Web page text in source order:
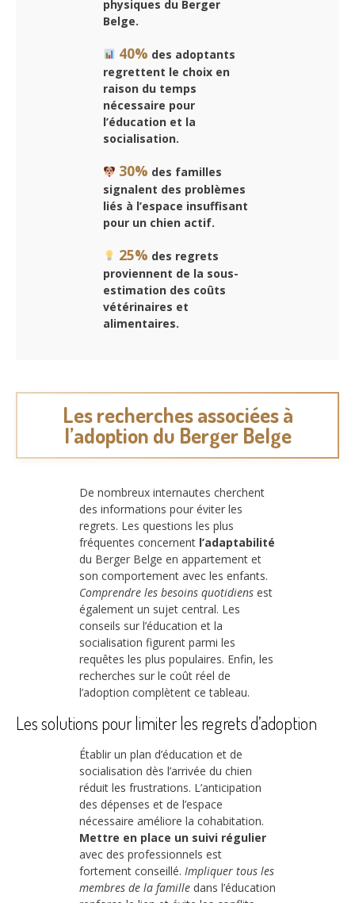
physiques du Berger
Belge.
40% des adoptants
regrettent le choix en
raison du temps
nécessaire pour
l’éducation et la
socialisation.
30% des familles
signalent des problèmes
liés à l’espace insuffisant
pour un chien actif.
25% des regrets
proviennent de la sous-
estimation des coûts
vétérinaires et
alimentaires.
Les recherches associées à
l’adoption du Berger Belge
De nombreux internautes cherchent
des informations pour éviter les
regrets. Les questions les plus
fréquentes concernent l’adaptabilité
du Berger Belge en appartement et
son comportement avec les enfants.
Comprendre les besoins quotidiens est
également un sujet central. Les
conseils sur l’éducation et la
socialisation figurent parmi les
requêtes les plus populaires. Enfin, les
recherches sur le coût réel de
l’adoption complètent ce tableau.
Les solutions pour limiter les regrets d’adoption
Établir un plan d’éducation et de
socialisation dès l’arrivée du chien
réduit les frustrations. L’anticipation
des dépenses et de l’espace
nécessaire améliore la cohabitation.
Mettre en place un suivi régulier
avec des professionnels est
fortement conseillé. Impliquer tous les
membres de la famille dans l’éducation